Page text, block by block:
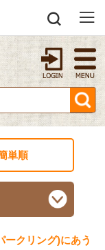
単順
ークリング)にあう